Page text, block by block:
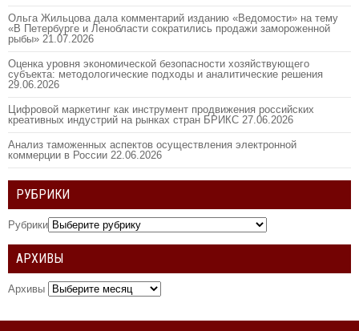
Ольга Жильцова дала комментарий изданию «Ведомости» на тему
«В Петербурге и Ленобласти сократились продажи замороженной
рыбы» 21.07.2026
Оценка уровня экономической безопасности хозяйствующего
субъекта: методологические подходы и аналитические решения
29.06.2026
Цифровой маркетинг как инструмент продвижения российских
креативных индустрий на рынках стран БРИКС 27.06.2026
Анализ таможенных аспектов осуществления электронной
коммерции в России 22.06.2026
РУБРИКИ
Рубрики
АРХИВЫ
Архивы